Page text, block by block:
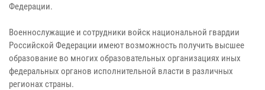
Федерации.
Военнослужащие и сотрудники войск национальной гвардии
Российской Федерации имеют возможность получить высшее
образование во многих образовательных организациях иных
федеральных органов исполнительной власти в различных
регионах страны.